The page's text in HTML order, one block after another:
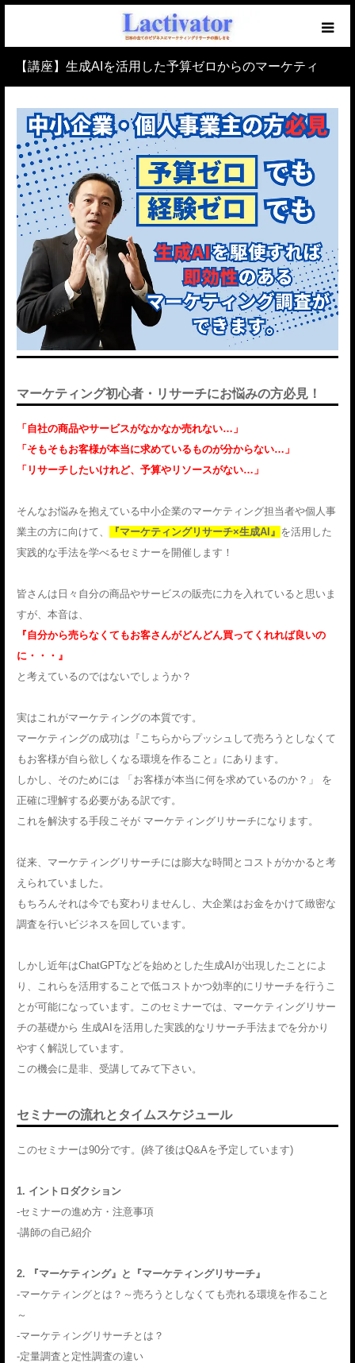
【講座】生成AIを活用した予算ゼロからのマーケティ
ングリサーチ
マーケティング初心者・リサーチにお悩みの方必見！
「自社の商品やサービスがなかなか売れない…」
「そもそもお客様が本当に求めているものが分からない…」
「リサーチしたいけれど、予算やリソースがない…」
そんなお悩みを抱えている中小企業のマーケティング担当者や個人事
業主の方に向けて、
『マーケティングリサーチ×生成AI』 を活用した
実践的な手法を学べるセミナーを開催します！
皆さんは日々自分の商品やサービスの販売に力を入れていると思いま
すが、本音は、
『自分から売らなくてもお客さんがどんどん買ってくれれば良いの
に・・・』
と考えているのではないでしょうか？
実はこれがマーケティングの本質です。
マーケティングの成功は『こちらからプッシュして売ろうとしなくて
もお客様が自ら欲しくなる環境を作ること』にあります。
しかし、そのためには 「お客様が本当に何を求めているのか？」 を
正確に理解する必要がある訳です。
これを解決する手段こそが マーケティングリサーチになります。
従来、マーケティングリサーチには膨大な時間とコストがかかると考
えられていました。
もちろんそれは今でも変わりませんし、大企業はお金をかけて緻密な
調査を行いビジネスを回しています。
しかし近年はChatGPTなどを始めとした生成AIが出現したことによ
り、これらを活用することで低コストかつ効率的にリサーチを行うこ
とが可能になっています。このセミナーでは、マーケティングリサー
チの基礎から 生成AIを活用した実践的なリサーチ手法までを分かり
やすく解説しています。
この機会に是非、受講してみて下さい。
セミナーの流れとタイムスケジュール
このセミナーは90分です。(終了後はQ&Aを予定しています)
1. イントロダクション
-セミナーの進め方・注意事項
-講師の自己紹介
2. 『マーケティング』と『マーケティングリサーチ』
-マーケティングとは？～売ろうとしなくても売れる環境を作ること
～
-マーケティングリサーチとは？
-定量調査と定性調査の違い
【必読】初めての方へ
マーケを学ぶブログ
無料メール講座
セミナー開催中！
仕事のご相談・ご依頼